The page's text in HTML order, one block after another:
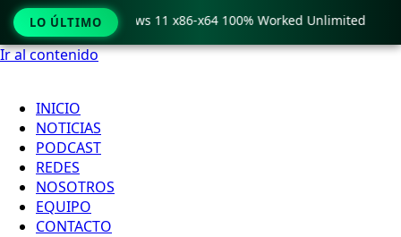
Ir al contenido
INICIO
NOTICIAS
PODCAST
REDES
NOSOTROS
EQUIPO
CONTACTO
LO ÚLTIMO
Crack only Windows 11 x86-x64 100% Worked Unlimited